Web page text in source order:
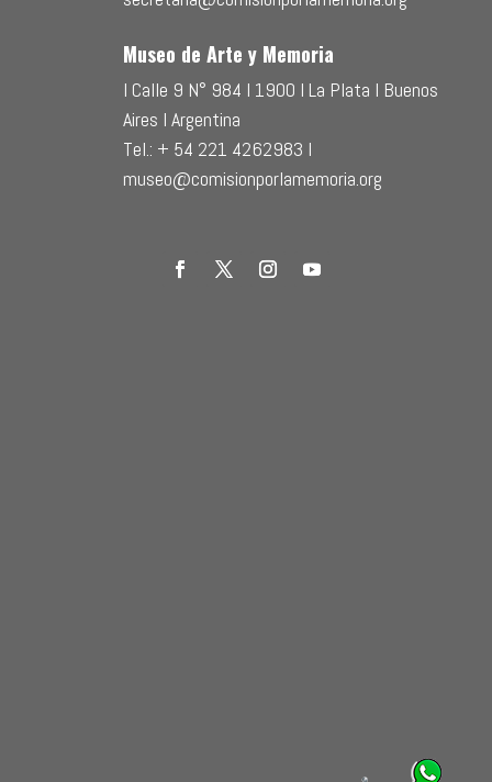
Museo de Arte y Memoria
l Calle 9 N° 984 l 1900 l La Plata l Buenos
Aires l Argentina
Tel.: + 54 221 4262983 l
museo@comisionporlamemoria.org